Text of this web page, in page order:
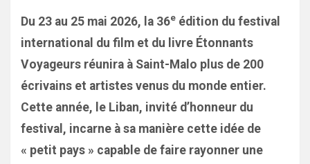
Du 23 au 25 mai 2026, la 36e édition du festival
international du film et du livre Étonnants
Voyageurs réunira à Saint-Malo plus de 200
écrivains et artistes venus du monde entier.
Cette année, le Liban, invité d’honneur du
festival, incarne à sa manière cette idée de
« petit pays » capable de faire rayonner une